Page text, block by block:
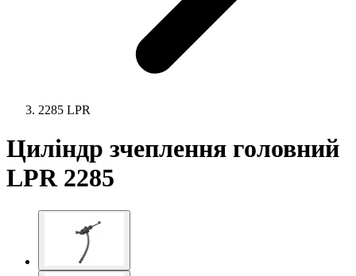
2285 LPR
Циліндр зчеплення головний
LPR 2285